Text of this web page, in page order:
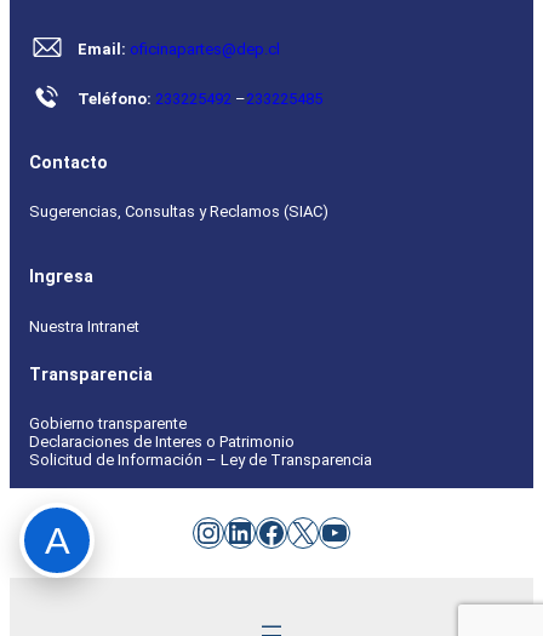
Email: oficinapartes@dep.cl
Teléfono: 233225492 –233225485
Contacto
Sugerencias, Consultas y Reclamos (SIAC)
Ingresa
Nuestra Intranet
Transparencia
Gobierno transparente
Declaraciones de Interes o Patrimonio
Solicitud de Información – Ley de Transparencia
Instagram
LinkedIn
Facebook
X YouTube
A